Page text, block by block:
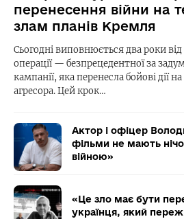
перенесення війни на
злам планів Кремля
Сьогодні виповнюється два роки від
операції — безпрецедентної за
кампанії, яка перенесла бойові дії
агресора. Цей крок…
Актор і офіцер
фільми не мають
війною»
«Це зло має бути
українця, який